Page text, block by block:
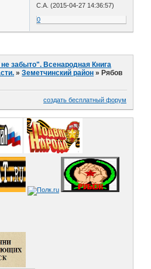
С.А. (2015-04-27 14:36:57)
0
забыто". Всенародная Книга
»Земетчинский район » Рябов
создать бесплатный форум